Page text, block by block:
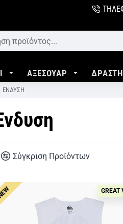
ΑΞΕΣΟΥΑΡ
ΈΝΔΥΣΗ
Σύγκριση Προϊόντων
GREAT